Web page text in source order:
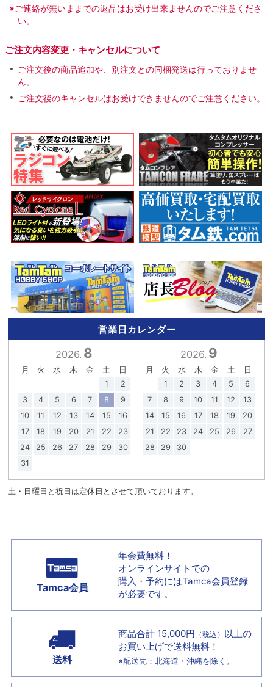
※ご連絡が無いままでの返品はお受け出来ませんのでご注意くださ
い。
ご注文内容変更・キャンセルについて
ご注文後の商品追加や、別注文との同梱発送は行っておりませ
ん。
ご注文後のキャンセルはお受けできませんのでご注意ください。
営業日カレンダー
2026. 8
月 火 水 木 金 土
日
1
2
3
4 5 6 7 8
9
10
11 12 13 14 15
16
17
18 19 20 21 22
23
24
25 26 27 28 29
30
31
2026. 9
月 火 水 木 金 土
日
1
2 3 4 5
6
7
8 9 10 11 12
13
14
15 16 17 18 19
20
21
22 23 24 25 26
27
28
29 30
土・日曜日と祝日は定休日とさせて頂いております。
Tamca会員
年会費無料！
オンラインサイトでの
購入・予約にはTamca会員登録
が必要です。
送料
商品合計 15,000円 （税込） 以上の
お買い上げで送料無料！
※配送先：北海道・沖縄を除く。